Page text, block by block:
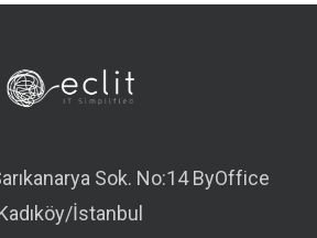
Sok. No:14 ByOffice
İstanbul